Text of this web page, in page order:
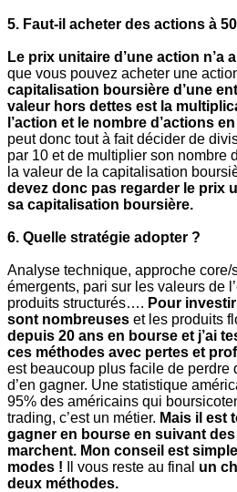
5. Faut-il acheter des actions à
Le prix unitaire d’une action n’a
que vous pouvez acheter une
capitalisation boursière d’une
valeur hors dettes est la
l’action et le nombre d’actions
peut donc tout à fait décider de
par 10 et de multiplier son nombre
la valeur de la capitalisation
devez donc pas regarder le prix
sa capitalisation boursière.
6. Quelle stratégie adopter ?
Analyse technique, approche
émergents, pari sur les valeurs de
produits structurés…. Pour
sont nombreuses et les produits
depuis 20 ans en bourse et j’ai
ces méthodes avec pertes et
est beaucoup plus facile de perdre
d’en gagner. Une statistique
95% des américains qui
trading, c’est un métier. Mais il est
gagner en bourse en suivant
marchent. Mon conseil est
modes !
Il vous reste au final un
deux méthodes.